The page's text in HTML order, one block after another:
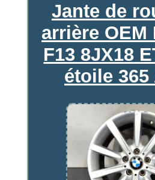
Jante de
arrière OEM
F13 8JX18
étoile